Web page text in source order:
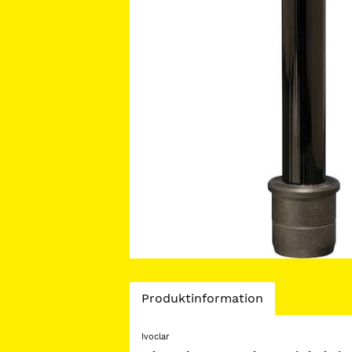
Current
Produktinformation
Ivoclar